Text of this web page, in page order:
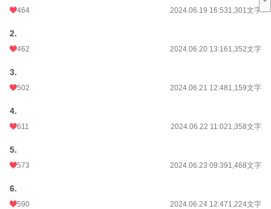
更新日時
初回完結日時
週間ポイント
月間ポイント
年間ポイント
464 2024.06.19 16:531,301文字
2.
462 2024.06.20 13:161,352文字
3.
502 2024.06.21 12:481,159文字
4.
611 2024.06.22 11:021,358文字
5.
573 2024.06.23 09:391,468文字
6.
590 2024.06.24 12:471,224文字